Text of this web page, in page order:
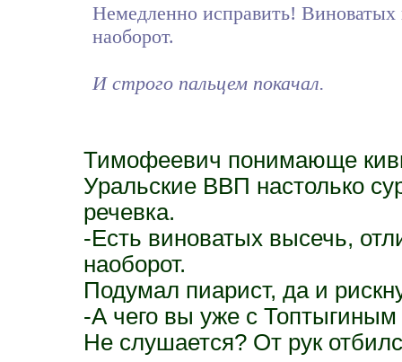
Немедленно исправить! Виноватых
наоборот.
И строго пальцем покачал.
Тимофеевич понимающе
Уральские ВВП настолько
речевка.
-Есть виноватых высечь,
наоборот.
Подумал пиарист, да и
-А чего вы уже с
Не слушается? От рук